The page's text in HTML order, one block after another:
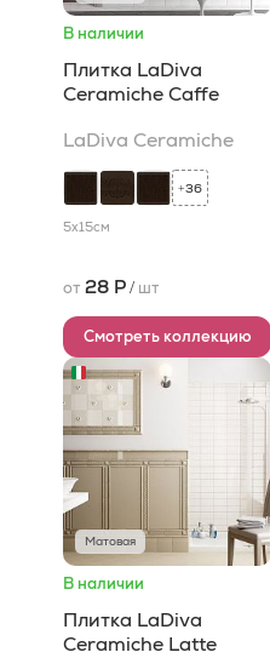
В наличии
Плитка LaDiva
Сeramiche Caffe
LaDiva Сeramiche
+36
5x15см
от 28 Р/ шт
Смотреть коллекцию
Матовая
В наличии
Плитка LaDiva
Сeramiche Latte